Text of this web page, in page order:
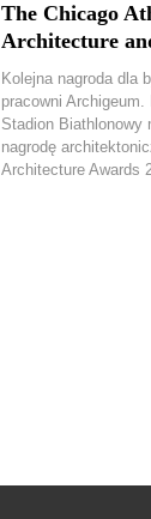
The Chicago
Architecture
Kolejna nagroda dla
pracowni
Stadion Biathlonowy
nagrodę
Architecture Awards